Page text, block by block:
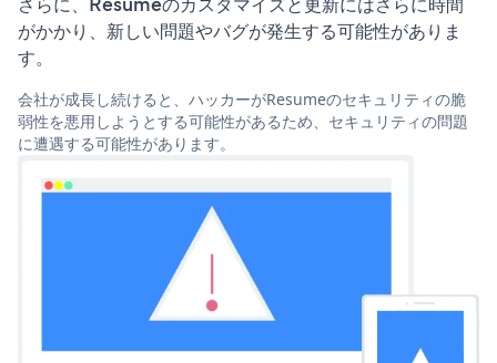
がかかり、新しい問題やバグが発生する可能性がありま
す。
会社が成長し続けると、ハッカーがResumeのセキュリティの脆
弱性を悪用しようとする可能性があるため、セキュリティの問題
に遭遇する可能性があります。